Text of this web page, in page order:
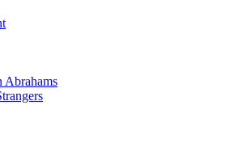
Abrahams